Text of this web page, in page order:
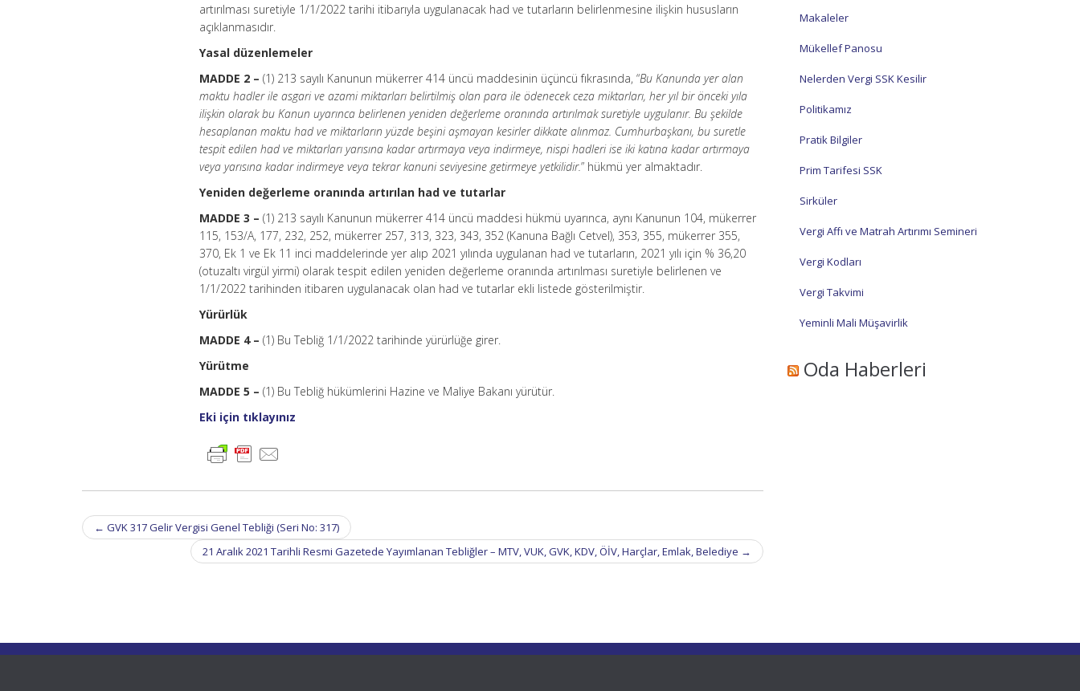
artırılması suretiyle 1/1/2022 tarihi itibarıyla uygulanacak had ve tutarların belirlenmesine ilişkin hususların
açıklanmasıdır.
Yasal düzenlemeler
MADDE 2 –(1) 213 sayılı Kanunun mükerrer 414 üncü maddesinin üçüncü fıkrasında, “Bu Kanunda yer alan
maktu hadler ile asgari ve azami miktarları belirtilmiş olan para ile ödenecek ceza miktarları, her yıl bir önceki yıla
ilişkin olarak bu Kanun uyarınca belirlenen yeniden değerleme oranında artırılmak suretiyle uygulanır. Bu şekilde
hesaplanan maktu had ve miktarların yüzde beşini aşmayan kesirler dikkate alınmaz. Cumhurbaşkanı, bu suretle
tespit edilen had ve miktarları yarısına kadar artırmaya veya indirmeye, nispi hadleri ise iki katına kadar artırmaya
veya yarısına kadar indirmeye veya tekrar kanuni seviyesine getirmeye yetkilidir.” hükmü yer almaktadır.
Yeniden değerleme oranında artırılan had ve tutarlar
MADDE 3 –(1) 213 sayılı Kanunun mükerrer 414 üncü maddesi hükmü uyarınca, aynı Kanunun 104, mükerrer
115, 153/A, 177, 232, 252, mükerrer 257, 313, 323, 343, 352 (Kanuna Bağlı Cetvel), 353, 355, mükerrer 355,
370, Ek 1 ve Ek 11 inci maddelerinde yer alıp 2021 yılında uygulanan had ve tutarların, 2021 yılı için % 36,20
(otuzaltı virgül yirmi) olarak tespit edilen yeniden değerleme oranında artırılması suretiyle belirlenen ve
1/1/2022 tarihinden itibaren uygulanacak olan had ve tutarlar ekli listede gösterilmiştir.
Yürürlük
MADDE 4 –(1) Bu Tebliğ 1/1/2022 tarihinde yürürlüğe girer.
Yürütme
MADDE 5 –(1) Bu Tebliğ hükümlerini Hazine ve Maliye Bakanı yürütür.
Eki için tıklayınız
Post
navigation
← GVK 317 Gelir Vergisi Genel Tebliği (Seri No: 317)
21 Aralık 2021 Tarihli Resmi Gazetede Yayımlanan Tebliğler – MTV, VUK, GVK, KDV, ÖİV, Harçlar, Emlak, Belediye →
Makaleler
Mükellef Panosu
Nelerden Vergi SSK Kesilir
Politikamız
Pratik Bilgiler
Prim Tarifesi SSK
Sirküler
Vergi Affı ve Matrah Artırımı Semineri
Vergi Kodları
Vergi Takvimi
Yeminli Mali Müşavirlik
Oda Haberleri